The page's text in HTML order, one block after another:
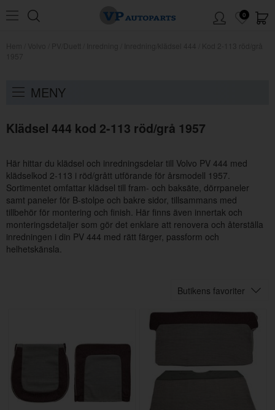
0
MENY
Klädsel 444 kod 2-113 röd/grå 1957
Här hittar du klädsel och inredningsdelar till Volvo PV 444 med
klädselkod 2-113 i röd/grått utförande för årsmodell 1957.
Sortimentet omfattar klädsel till fram- och baksäte, dörrpaneler
samt paneler för B-stolpe och bakre sidor, tillsammans med
tillbehör för montering och finish. Här finns även innertak och
monteringsdetaljer som gör det enklare att renovera och återställa
inredningen i din PV 444 med rätt färger, passform och
helhetskänsla.
Butikens favoriter